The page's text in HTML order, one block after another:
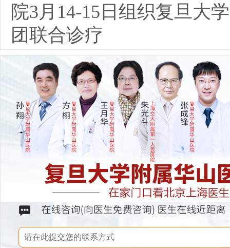
院3月14-15日组织复旦大
团联合诊疗